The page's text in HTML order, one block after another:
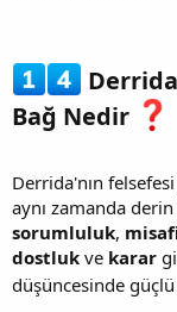
Bağ Nedir
Derrida'nın
aynı zamanda
sorumluluk,
dostluk ve karar
düşüncesinde